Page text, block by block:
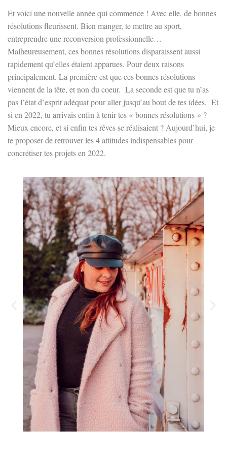
Et voici une nouvelle année qui commence ! Avec elle, de bonnes
résolutions fleurissent. Bien manger, te mettre au sport,
entreprendre une reconversion professionnelle…
Malheureusement, ces bonnes résolutions disparaissent aussi
rapidement qu’elles étaient apparues. Pour deux raisons
principalement. La première est que ces bonnes résolutions
viennent de la tête, et non du coeur. La seconde est que tu n’as
pas l’état d’esprit adéquat pour aller jusqu’au bout de tes idées. Et
si en 2022, tu arrivais enfin à tenir tes « bonnes résolutions » ?
Mieux encore, et si enfin tes rêves se réalisaient ? Aujourd’hui, je
te proposer de retrouver les 4 attitudes indispensables pour
concrétiser tes projets en 2022.